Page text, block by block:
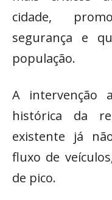
cidade,
segurança e
população.
A intervenção
histórica da
existente já
fluxo de
de pico.